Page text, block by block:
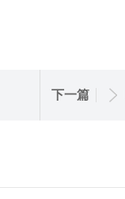
下一篇